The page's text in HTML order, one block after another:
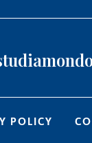
POLICY